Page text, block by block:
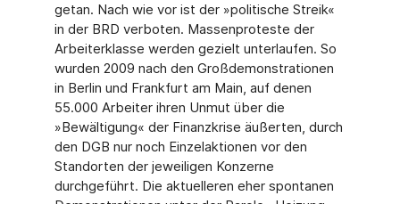
getan. Nach wie vor ist der »politische Streik«
in der BRD verboten. Massenproteste der
Arbeiterklasse werden gezielt unterlaufen. So
wurden 2009 nach den Großdemonstrationen
in Berlin und Frankfurt am Main, auf denen
55.000 Arbeiter ihren Unmut über die
»Bewältigung« der Finanzkrise äußerten, durch
den DGB nur noch Einzelaktionen vor den
Standorten der jewei­ligen Konzerne
durchgeführt. Die aktuelleren eher spontanen